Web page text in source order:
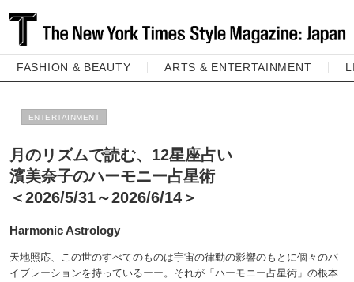
FASHION & BEAUTY ARTS & ENTERTAINMENT
ENTERTAINMENT
月のリズムで読む、12星座占い
濱美奈子のハーモニー占星術
＜2026/5/31～2026/6/14＞
Harmonic Astrology
天地照応、この世のすべてのものは宇宙の律動の影響のもとに個々のバ
イブレーションを持っているーー。それが「ハーモニー占星術」の根本